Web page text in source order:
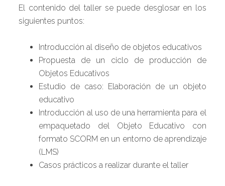
El contenido del taller se puede desglosar en los
siguientes puntos:
Introducción al diseño de objetos educativos
Propuesta de un ciclo de producción de
Objetos Educativos
Estudio de caso: Elaboración de un objeto
educativo
Introducción al uso de una herramienta para el
empaquetado del Objeto Educativo con
formato SCORM en un entorno de aprendizaje
(LMS)
Casos prácticos a realizar durante el taller